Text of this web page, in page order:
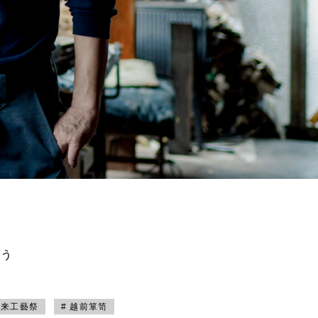
工藝祭 # 越前箪笥